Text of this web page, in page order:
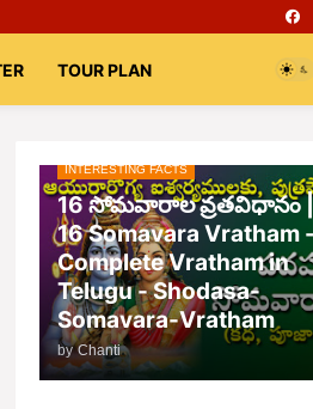
TOUR PLAN
📚 Books Rooms
INTERESTING FACTS
16 సోమవారాల వ్రతవిధానం |
16 Somavara Vratham -
Complete Vratham in
Telugu - Shodasa-
Somavara-Vratham
by Chanti